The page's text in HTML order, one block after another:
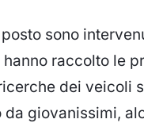
posto sono
raccolto le
dei veicoli
giovanissimi,